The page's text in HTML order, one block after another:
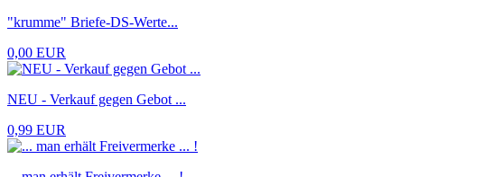
"krumme" Briefe-DS-Werte...
0,00 EUR
NEU - Verkauf gegen Gebot ...
0,99 EUR